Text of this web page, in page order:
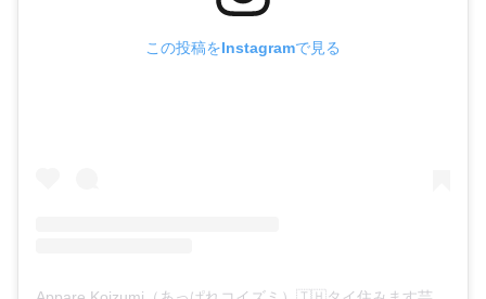
この投稿をInstagramで見る